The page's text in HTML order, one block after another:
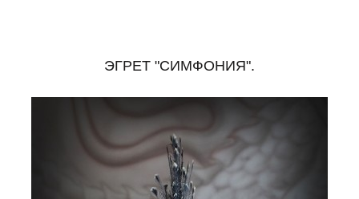
ЭГРЕТ "СИМФОНИЯ".